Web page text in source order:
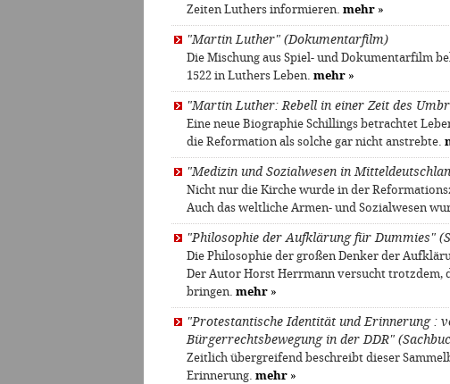
Zeiten Luthers informieren. mehr »
"Martin Luther" (Dokumentarfilm)
Die Mischung aus Spiel- und Dokumentarfilm
1522 in Luthers Leben. mehr »
"Martin Luther: Rebell in einer Zeit des
Eine neue Biographie Schillings betrachtet
die Reformation als solche gar nicht anstrebte.
"Medizin und Sozialwesen in
Nicht nur die Kirche wurde in der
Auch das weltliche Armen- und Sozialwesen
"Philosophie der Aufklärung für Dummies"
Die Philosophie der großen Denker der
Der Autor Horst Herrmann versucht trotzdem,
bringen. mehr »
"Protestantische Identität und Erinnerung :
Bürgerrechtsbewegung in der DDR"
Zeitlich übergreifend beschreibt dieser
Erinnerung. mehr »